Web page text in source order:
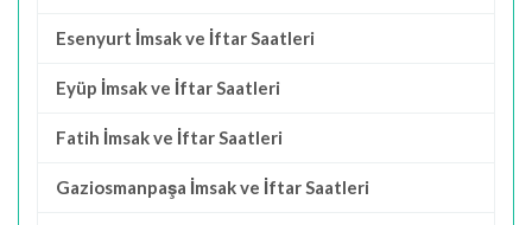
Esenyurt İmsak ve İftar Saatleri
Eyüp İmsak ve İftar Saatleri
Fatih İmsak ve İftar Saatleri
Gaziosmanpaşa İmsak ve İftar Saatleri